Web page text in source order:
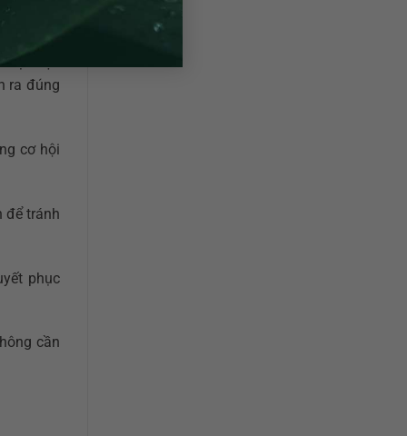
liên
diện
ra đúng
cơ hội
để tránh
phục
cần